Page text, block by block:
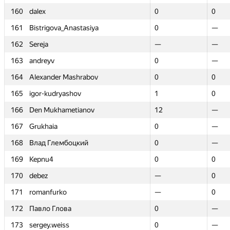
160 dalex 0
0
161
Bistrigova_Anastasiya 0
—
162
Sereja —
—
163
andreyv 0
—
164
Alexander Mashrabov 0
0
165
igor-kudryashov 1
0
166
Den Mukhametianov 12
—
167
Grukhaia 0
—
168
Влад Глембоцкий 0
—
169
Kepnu4 0
0
170
debez —
0
171
romanfurko —
0
172
Павло Глова 0
—
173
sergey.weiss 0 —
160 dalex 0
0
161
Bistrigova_Anastasiya 0
—
162
Sereja —
—
163
andreyv 0
—
164
Alexander Mashrabov 0
0
165
igor-kudryashov 1
0
166
Den Mukhametianov 12
—
167
Grukhaia 0
—
168
Влад Глембоцкий 0
—
169
Kepnu4 0
0
170
debez —
0
171
romanfurko —
0
172
Павло Глова 0
—
173
sergey.weiss 0 —